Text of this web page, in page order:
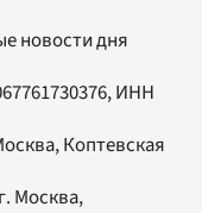
новости дня
ИНН
Коптевская
Москва,